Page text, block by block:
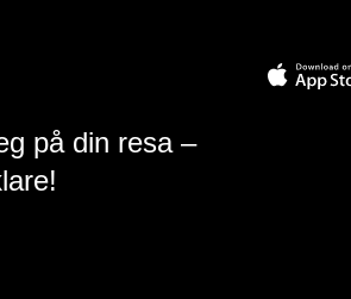
på din resa –